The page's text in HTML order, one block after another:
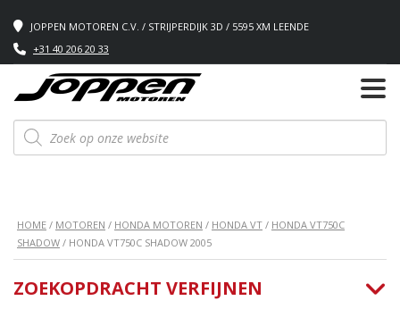
JOPPEN MOTOREN C.V. / STRIJPERDIJK 3D / 5595 XM LEENDE
+31 40 206 20 33
Producten
zoeken
HOME / MOTOREN / HONDA MOTOREN / HONDA VT / HONDA VT750C
SHADOW / HONDA VT750C SHADOW 2005
ZOEKOPDRACHT VERFIJNEN